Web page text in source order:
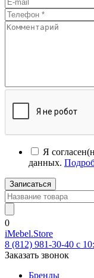
Я
данных.
Записаться
0
iMebel.Store
8 (812) 981-30-40 c
Заказать звонок
Бренды